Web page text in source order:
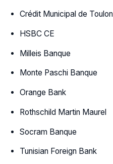
Crédit Municipal de Toulon
HSBC CE
Milleis Banque
Monte Paschi Banque
Orange Bank
Rothschild Martin Maurel
Socram Banque
Tunisian Foreign Bank